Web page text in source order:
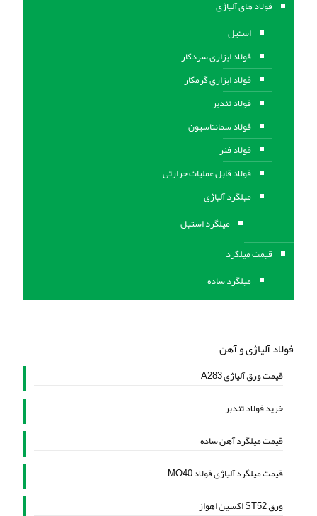
فولاد های آلیاژی
استیل
فولاد ابزاری سردکار
فولاد ابزاری گرمکار
فولاد تندبر
فولاد سمانتاسیون
فولاد فنر
فولاد قابل عملیات حرارتی
ميلگرد آلیاژی
میلگرد استیل
قیمت میلگرد
میلگرد ساده
فولاد آلیاژی و آهن
قیمت ورق آلیاژی A283
خرید فولاد تندبر
قیمت میلگرد آهن ساده
قیمت میلگرد آلیاژی فولاد MO40
ورق ST52 اکسین اهواز